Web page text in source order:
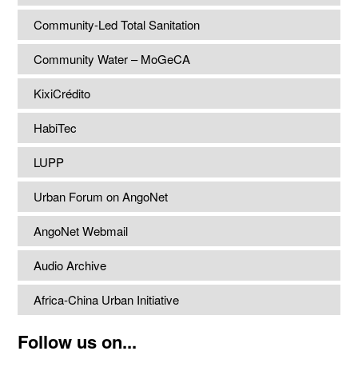
Community-Led Total Sanitation
Community Water – MoGeCA
KixiCrédito
HabiTec
LUPP
Urban Forum on AngoNet
AngoNet Webmail
Audio Archive
Africa-China Urban Initiative
Follow us on...